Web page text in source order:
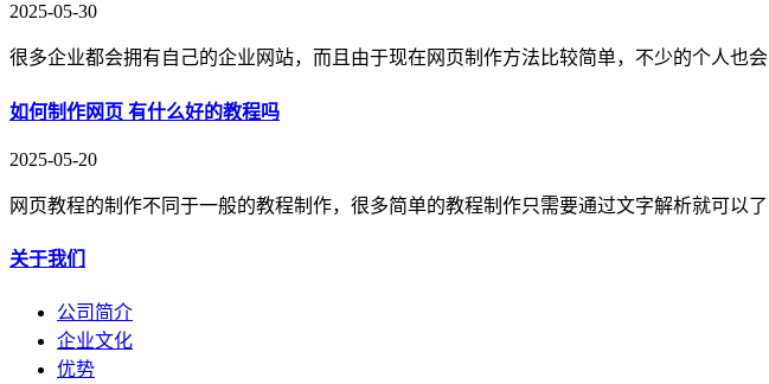
2025-05-30
很多企业都会拥有自己的企业网站，而且由于现在网页制作方法比较简单，不少的个人也会
如何制作网页 有什么好的教程吗
2025-05-20
网页教程的制作不同于一般的教程制作，很多简单的教程制作只需要通过文字解析就可以了
关于我们
公司简介
企业文化
优势